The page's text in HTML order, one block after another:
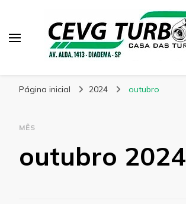
Página inicial 2024 outubro
MÊS
outubro 2024